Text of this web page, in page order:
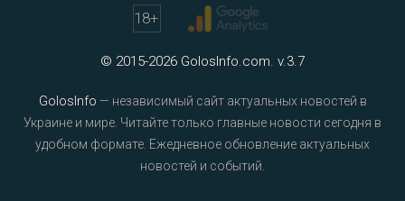
18+
© 2015-2026 GolosInfo.com. v.3.7
GolosInfo — независимый сайт актуальных новостей в
Украине и мире. Читайте только главные новости сегодня в
удобном формате. Ежедневное обновление актуальных
новостей и событий.